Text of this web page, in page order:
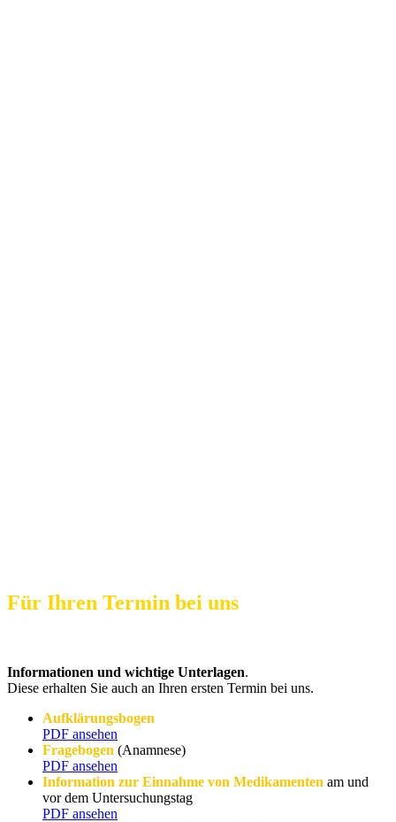
Für Ihren Termin bei uns
Informationen und wichtige Unterlagen.
Diese erhalten Sie auch an Ihren ersten Termin bei uns.
Aufklärungsbogen
PDF ansehen
Fragebogen (Anamnese)
PDF ansehen
Information zur Einnahme von Medikamenten am und
vor dem Untersuchungstag
PDF ansehen